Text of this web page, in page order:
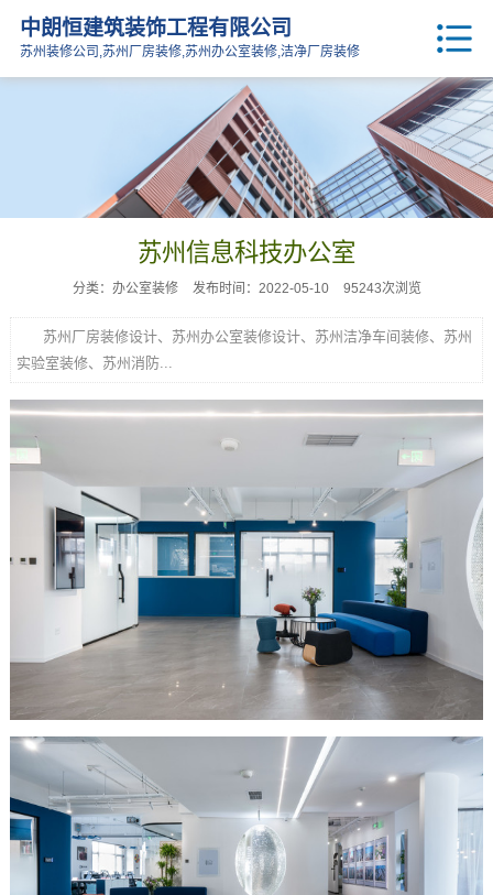
中朗恒建筑装饰工程有限公司
苏州装修公司,苏州厂房装修,苏州办公室装修,洁净厂房装修
苏州信息科技办公室
分类：办公室装修 发布时间：2022-05-10 95243次浏览
苏州厂房装修设计、苏州办公室装修设计、苏州洁净车间装修、苏州
实验室装修、苏州消防...